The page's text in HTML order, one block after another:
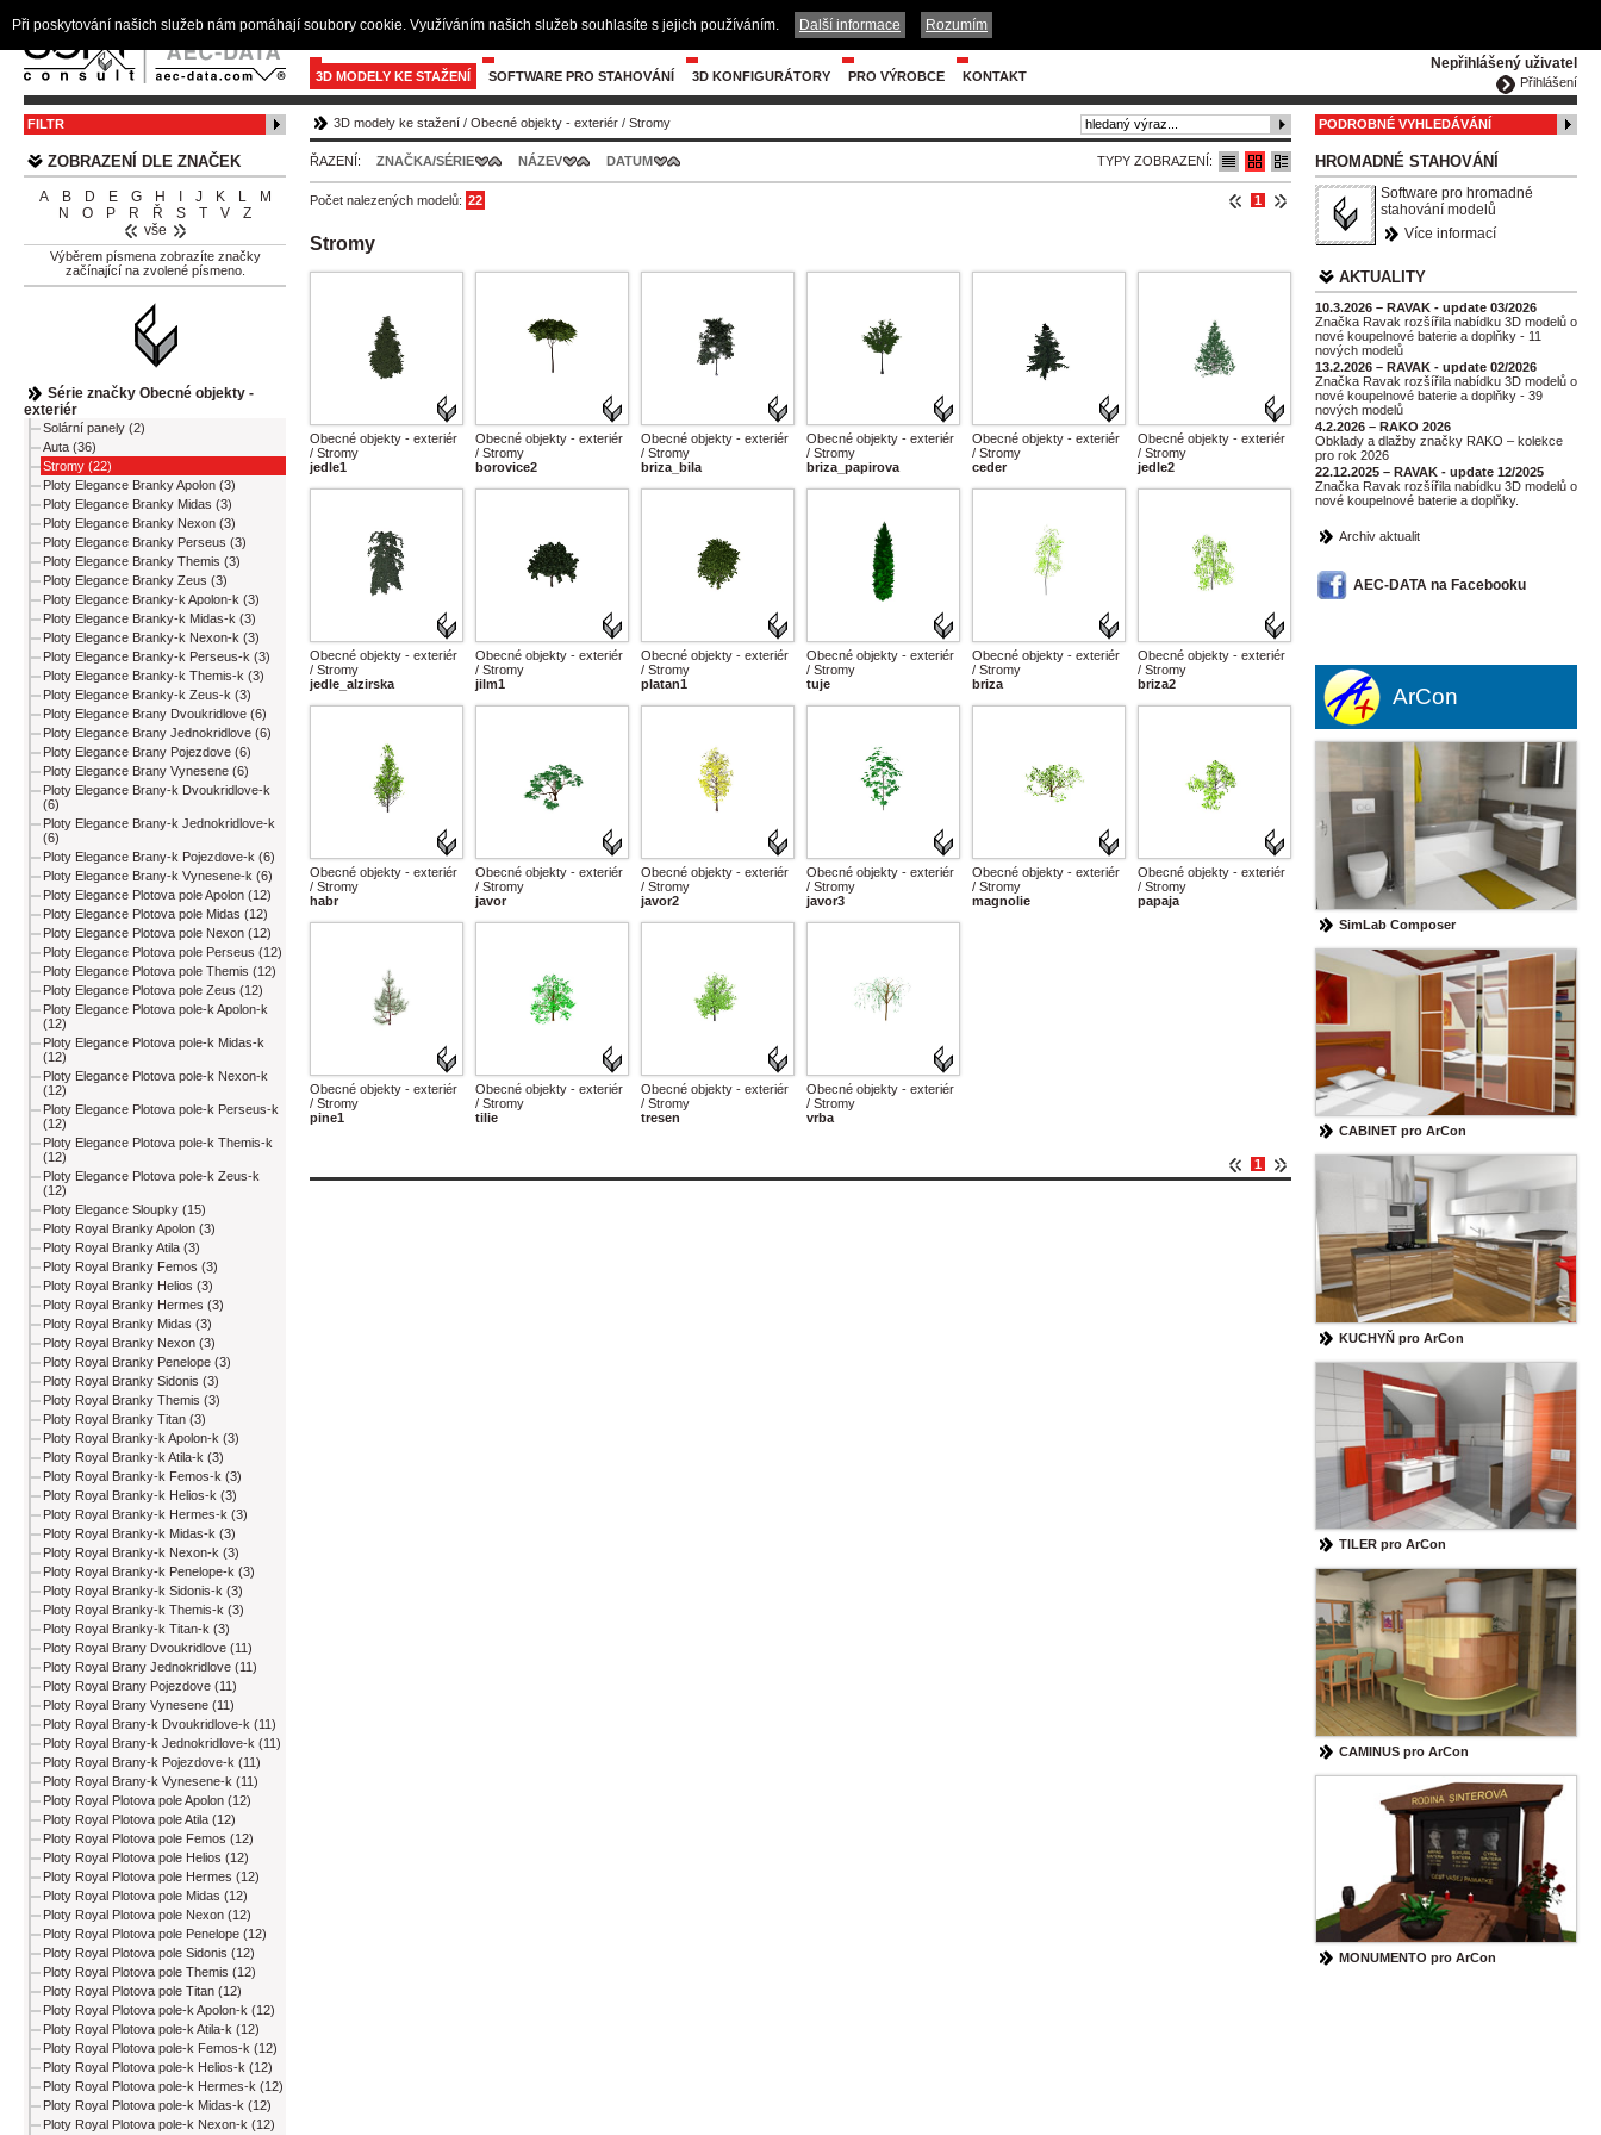
Nepřihlášený uživatel
Přihlášení
3D MODELY KE STAŽENÍ SOFTWARE PRO STAHOVÁNÍ 3D KONFIGURÁTORY PRO VÝROBCE KONTAKT
FILTR
ZOBRAZENÍ DLE ZNAČEK
A B D E G H J K L
M
N
O P R Ř S T V
Z
vše
Výběrem písmena zobrazíte značky
začínající na zvolené písmeno.
Série značky Obecné objekty -
exteriér
Solární panely (2)
Auta (36)
Stromy (22)
Ploty Elegance Branky Apolon (3)
Ploty Elegance Branky Midas (3)
Ploty Elegance Branky Nexon (3)
Ploty Elegance Branky Perseus (3)
Ploty Elegance Branky Themis (3)
Ploty Elegance Branky Zeus (3)
Ploty Elegance Branky-k Apolon-k (3)
Ploty Elegance Branky-k Midas-k (3)
Ploty Elegance Branky-k Nexon-k (3)
Ploty Elegance Branky-k Perseus-k (3)
Ploty Elegance Branky-k Themis-k (3)
Ploty Elegance Branky-k Zeus-k (3)
Ploty Elegance Brany Dvoukridlove (6)
Ploty Elegance Brany Jednokridlove (6)
Ploty Elegance Brany Pojezdove (6)
Ploty Elegance Brany Vynesene (6)
Ploty Elegance Brany-k Dvoukridlove-k
(6)
Ploty Elegance Brany-k Jednokridlove-k
(6)
Ploty Elegance Brany-k Pojezdove-k (6)
Ploty Elegance Brany-k Vynesene-k (6)
Ploty Elegance Plotova pole Apolon (12)
Ploty Elegance Plotova pole Midas (12)
Ploty Elegance Plotova pole Nexon (12)
Ploty Elegance Plotova pole Perseus (12)
Ploty Elegance Plotova pole Themis (12)
Ploty Elegance Plotova pole Zeus (12)
Ploty Elegance Plotova pole-k Apolon-k
(12)
Ploty Elegance Plotova pole-k Midas-k
(12)
Ploty Elegance Plotova pole-k Nexon-k
(12)
Ploty Elegance Plotova pole-k Perseus-k
(12)
Ploty Elegance Plotova pole-k Themis-k
(12)
Ploty Elegance Plotova pole-k Zeus-k
(12)
Ploty Elegance Sloupky (15)
Ploty Royal Branky Apolon (3)
Ploty Royal Branky Atila (3)
Ploty Royal Branky Femos (3)
Ploty Royal Branky Helios (3)
Ploty Royal Branky Hermes (3)
Ploty Royal Branky Midas (3)
Ploty Royal Branky Nexon (3)
Ploty Royal Branky Penelope (3)
Ploty Royal Branky Sidonis (3)
Ploty Royal Branky Themis (3)
Ploty Royal Branky Titan (3)
Ploty Royal Branky-k Apolon-k (3)
Ploty Royal Branky-k Atila-k (3)
Ploty Royal Branky-k Femos-k (3)
Ploty Royal Branky-k Helios-k (3)
Ploty Royal Branky-k Hermes-k (3)
Ploty Royal Branky-k Midas-k (3)
Ploty Royal Branky-k Nexon-k (3)
Ploty Royal Branky-k Penelope-k (3)
Ploty Royal Branky-k Sidonis-k (3)
Ploty Royal Branky-k Themis-k (3)
Ploty Royal Branky-k Titan-k (3)
Ploty Royal Brany Dvoukridlove (11)
Ploty Royal Brany Jednokridlove (11)
Ploty Royal Brany Pojezdove (11)
Ploty Royal Brany Vynesene (11)
Ploty Royal Brany-k Dvoukridlove-k (11)
Ploty Royal Brany-k Jednokridlove-k (11)
Ploty Royal Brany-k Pojezdove-k (11)
Ploty Royal Brany-k Vynesene-k (11)
Ploty Royal Plotova pole Apolon (12)
Ploty Royal Plotova pole Atila (12)
Ploty Royal Plotova pole Femos (12)
Ploty Royal Plotova pole Helios (12)
Ploty Royal Plotova pole Hermes (12)
Ploty Royal Plotova pole Midas (12)
Ploty Royal Plotova pole Nexon (12)
Ploty Royal Plotova pole Penelope (12)
Ploty Royal Plotova pole Sidonis (12)
Ploty Royal Plotova pole Themis (12)
Ploty Royal Plotova pole Titan (12)
Ploty Royal Plotova pole-k Apolon-k (12)
Ploty Royal Plotova pole-k Atila-k (12)
Ploty Royal Plotova pole-k Femos-k (12)
Ploty Royal Plotova pole-k Helios-k (12)
Ploty Royal Plotova pole-k Hermes-k (12)
Ploty Royal Plotova pole-k Midas-k (12)
Ploty Royal Plotova pole-k Nexon-k (12)
3D modely ke stažení / Obecné objekty - exteriér / Stromy
TYPY ZOBRAZENÍ:
ŘAZENÍ: ZNAČKA/SÉRIE NÁZEV DATUM
1
Počet nalezených modelů: 22
Stromy
Obecné objekty - exteriér
/ Stromy
jedle1
Obecné objekty - exteriér
/ Stromy
borovice2
Obecné objekty - exteriér
/ Stromy
briza_bila
Obecné objekty - exteriér
/ Stromy
briza_papirova
Obecné objekty - exteriér
/ Stromy
ceder
Obecné objekty - exteriér
/ Stromy
jedle2
Obecné objekty - exteriér
/ Stromy
jedle_alzirska
Obecné objekty - exteriér
/ Stromy
jilm1
Obecné objekty - exteriér
/ Stromy
platan1
Obecné objekty - exteriér
/ Stromy
tuje
Obecné objekty - exteriér
/ Stromy
briza
Obecné objekty - exteriér
/ Stromy
briza2
Obecné objekty - exteriér
/ Stromy
habr
Obecné objekty - exteriér
/ Stromy
javor
Obecné objekty - exteriér
/ Stromy
javor2
Obecné objekty - exteriér
/ Stromy
javor3
Obecné objekty - exteriér
/ Stromy
magnolie
Obecné objekty - exteriér
/ Stromy
papaja
Obecné objekty - exteriér
/ Stromy
pine1
Obecné objekty - exteriér
/ Stromy
tilie
Obecné objekty - exteriér
/ Stromy
tresen
Obecné objekty - exteriér
/ Stromy
vrba
1
PODROBNÉ VYHLEDÁVÁNÍ
HROMADNÉ STAHOVÁNÍ
Software pro hromadné
stahování modelů
Více informací
AKTUALITY
10.3.2026 – RAVAK - update 03/2026
Značka Ravak rozšířila nabídku 3D modelů o
nové koupelnové baterie a doplňky - 11
nových modelů
13.2.2026 – RAVAK - update 02/2026
Značka Ravak rozšířila nabídku 3D modelů o
nové koupelnové baterie a doplňky - 39
nových modelů
4.2.2026 – RAKO 2026
Obklady a dlažby značky RAKO – kolekce
pro rok 2026
22.12.2025 – RAVAK - update 12/2025
Značka Ravak rozšířila nabídku 3D modelů o
nové koupelnové baterie a doplňky.
Archiv aktualit
AEC-DATA na Facebooku
ArCon
SimLab Composer
CABINET pro ArCon
KUCHYŇ pro ArCon
TILER pro ArCon
CAMINUS pro ArCon
MONUMENTO pro ArCon
Při poskytování našich služeb nám pomáhají soubory cookie. Využíváním našich služeb souhlasíte s jejich používáním. Další informace Rozumím